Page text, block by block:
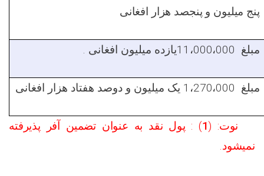
پنج میلیون و پنجصد هزار افغانی
مبلغ یازده میلیون افغانی .
مبلغ یک میلیون و دوصد هفتاد هزار افغانی
نوت: (1) : پول نقد به عنوان تضمین آفر پذیرفته
نمیشود.